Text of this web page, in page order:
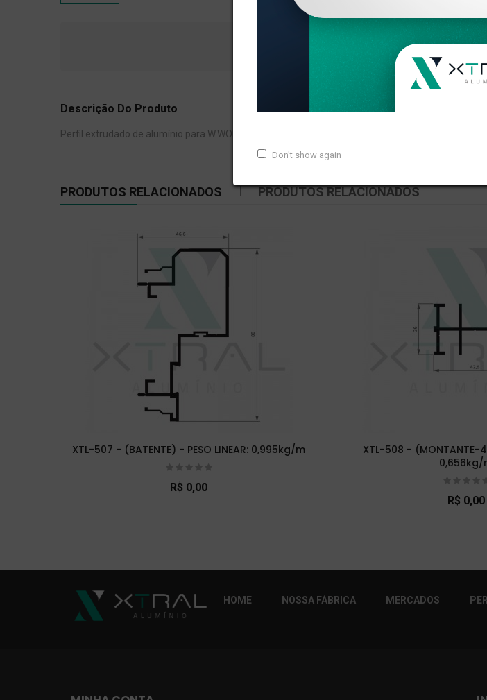
Don't show again
DESCRIÇÃO
Descrição Do Produto
Perfil extrudado de alumínio para W.WORKS, com peso linear de 0,466kg/m.
PRODUTOS RELACIONADOS PRODUTOS RELACIONADOS
XTL-507 - (BATENTE) - PESO LINEAR: 0,995kg/m
R$ 0,00
XTL-508 - (MONTANTE-
0,656kg/
R$ 0,00
HOME NOSSA FÁBRICA MERCADOS